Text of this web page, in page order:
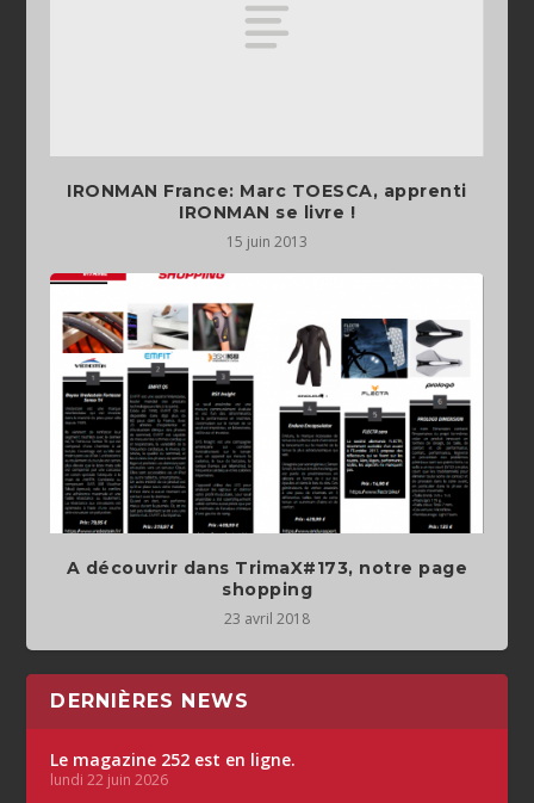
IRONMAN France: Marc TOESCA, apprenti
IRONMAN se livre !
15 juin 2013
A découvrir dans TrimaX#173, notre page
shopping
23 avril 2018
DERNIÈRES NEWS
Le magazine 252 est en ligne.
lundi 22 juin 2026